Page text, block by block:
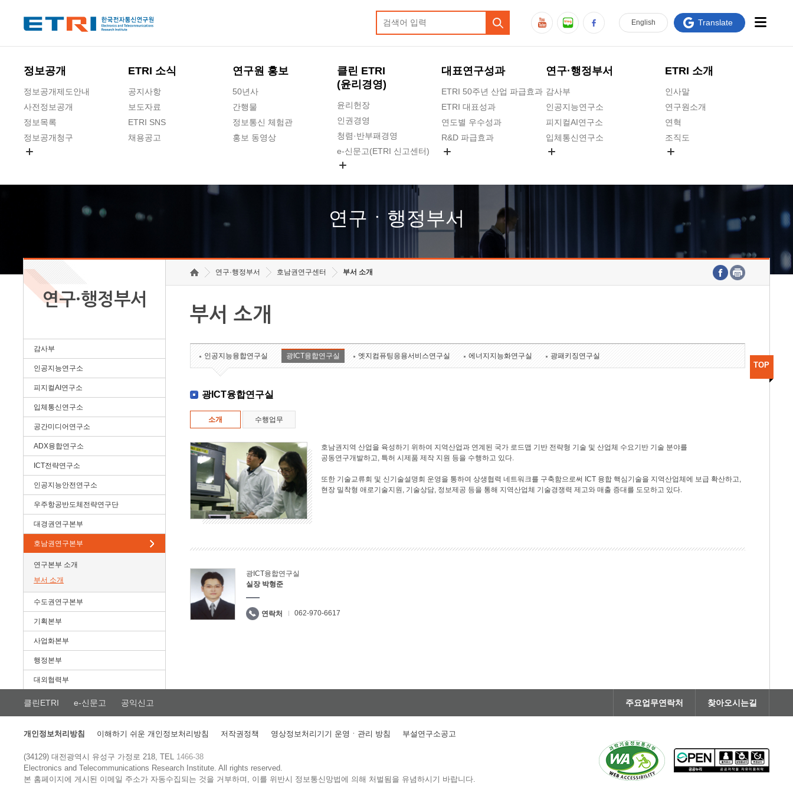
정보공개
정보공개제도안내
사전정보공개
정보목록
정보공개청구
ETRI 소식
공지사항
보도자료
ETRI SNS
채용공고
연구원 홍보
50년사
간행물
정보통신 체험관
홍보 동영상
클린 ETRI
(윤리경영)
윤리헌장
인권경영
청렴·반부패경영
e-신문고(ETRI 신고센터)
고객의소리
수의계약 현황
대표연구성과
ETRI 50주년 산업 파급효과
ETRI 대표성과
연도별 우수성과
R&D 파급효과
연구·행정부서
감사부
인공지능연구소
피지컬AI연구소
입체통신연구소
호남권연구본부
기획본부
ETRI 소개
인사말
연구원소개
연혁
조직도
연구원 고객헌장
주요업무연락처
English Translate
연구ㆍ행정부서
연구·행정부서
감사부
인공지능연구소
피지컬AI연구소
입체통신연구소
공간미디어연구소
ADX융합연구소
ICT전략연구소
인공지능안전연구소
우주항공반도체전략연구단
대경권연구본부
호남권연구본부
연구본부 소개
부서 소개
수도권연구본부
기획본부
사업화본부
행정본부
대외협력부
연구·행정부서 호남권연구센터 부서 소개
부서 소개
인공지능융합연구실 광ICT융합연구실 엣지컴퓨팅응용서비스연구실 에너지지능화연구실 광패키징연구실
광ICT융합연구실
소개 수행업무
호남권지역 산업을 육성하기 위하여 지역산업과 연계된 국가 로드맵 기반 전략형 기술 및 산업체 수요기반 기술 분야를
공동연구개발하고, 특허 시제품 제작 지원 등을 수행하고 있다.
또한 기술교류회 및 신기술설명회 운영을 통하여 상생협력 네트워크를 구축함으로써 ICT 융합 핵심기술을 지역산업체에 보급 확산하고,
현장 밀착형 애로기술지원, 기술상담, 정보제공 등을 통해 지역산업체 기술경쟁력 제고와 매출 증대를 도모하고 있다.
광ICT융합연구실
실장 박형준
연락처 062-970-6617
TOP
클린ETRI e-신문고 공익신고 주요업무연락처 찾아오시는길
개인정보처리방침 이해하기 쉬운 개인정보처리방침 저작권정책 영상정보처리기기 운영ㆍ관리 방침 부설연구소공고
(34129) 대전광역시 유성구 가정로 218, TEL 1466-38
Electronics and Telecommunications Research Institute.All rights reserved.
본 홈페이지에 게시된 이메일 주소가 자동수집되는 것을 거부하며, 이를 위반시 정보통신망법에 의해 처벌됨을 유념하시기 바랍니다.